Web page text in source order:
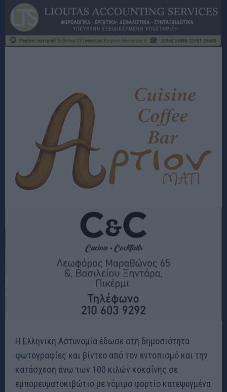
Η Ελληνικη Αστυνομία έδωσε στη δημοσιότητα
φωτογραφίες και βίντεο από τον εντοπισμό και την
κατάσχεση άνω των 100 κιλών κοκαΐνης σε
εμπορευματοκιβώτιο με νόμιμο φορτίο κατεψυγμένα